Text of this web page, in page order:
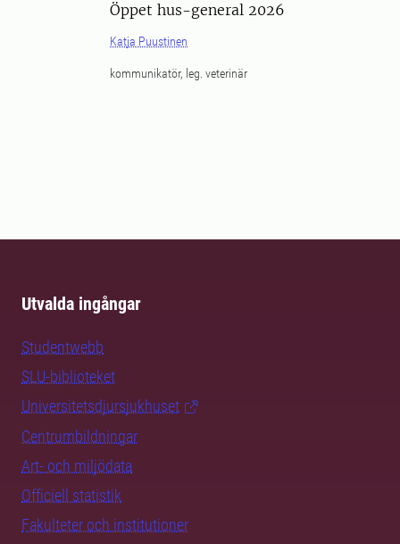
Öppet hus-general 2026
Katja Puustinen
kommunikatör, leg. veterinär
Utvalda ingångar
Studentwebb
SLU-biblioteket
Universitetsdjursjukhuset
Centrumbildningar
Art- och miljödata
Officiell statistik
Fakulteter och institutioner